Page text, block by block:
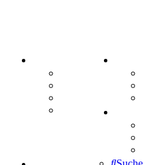
Mastodon